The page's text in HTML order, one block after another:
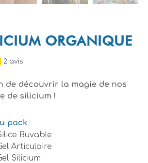
ORGANIQUE
2 avis
de découvrir la magie de nos
de silicium !
pack
Buvable
Articulaire
Silicium